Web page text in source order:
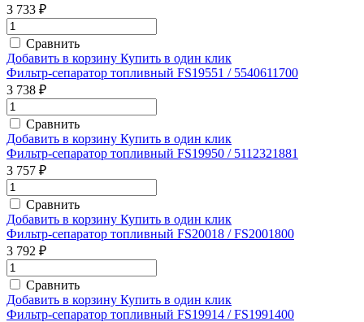
3 733 ₽
Сравнить
Добавить в корзину Купить в один клик
Фильтр-сепаратор топливный FS19551 / 5540611700
3 738 ₽
Сравнить
Добавить в корзину Купить в один клик
Фильтр-сепаратор топливный FS19950 / 5112321881
3 757 ₽
Сравнить
Добавить в корзину Купить в один клик
Фильтр-сепаратор топливный FS20018 / FS2001800
3 792 ₽
Сравнить
Добавить в корзину Купить в один клик
Фильтр-сепаратор топливный FS19914 / FS1991400